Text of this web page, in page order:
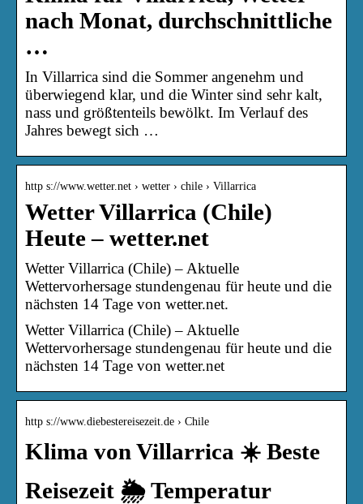
nach Monat, durchschnittliche
…
In Villarrica sind die Sommer angenehm und
überwiegend klar, und die Winter sind sehr kalt,
nass und größtenteils bewölkt. Im Verlauf des
Jahres bewegt sich …
http s://www.wetter.net › wetter › chile › Villarrica
Wetter Villarrica (Chile)
Heute – wetter.net
Wetter Villarrica (Chile) – Aktuelle
Wettervorhersage stundengenau für heute und die
nächsten 14 Tage von wetter.net.
Wetter Villarrica (Chile) – Aktuelle
Wettervorhersage stundengenau für heute und die
nächsten 14 Tage von wetter.net
http s://www.diebestereisezeit.de › Chile
Klima von Villarrica ☀️ Beste
Reisezeit 🌦️ Temperatur